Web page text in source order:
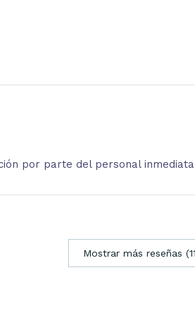
por parte del personal
Mostrar más reseñas